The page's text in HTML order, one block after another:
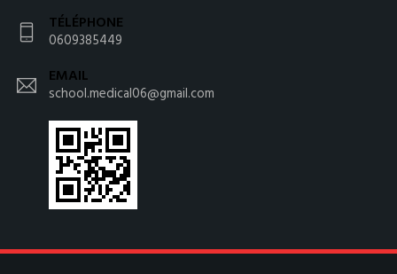
TÉLÉPHONE
0609385449
EMAIL
school.medical06@gmail.com